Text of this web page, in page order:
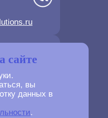
сайте
вы
данных в
.
84